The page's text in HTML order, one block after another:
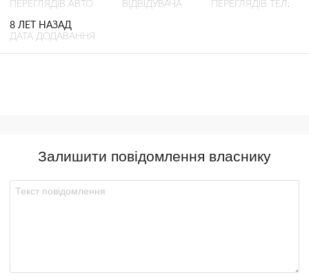
ПЕРЕГЛЯДІВ АВТО
ВІДВІДУВАЧА
ПЕРЕГЛЯДІВ ТЕЛ.
8 ЛЕТ НАЗАД
ДАТА ДОДАВАННЯ
Залишити повідомлення власнику